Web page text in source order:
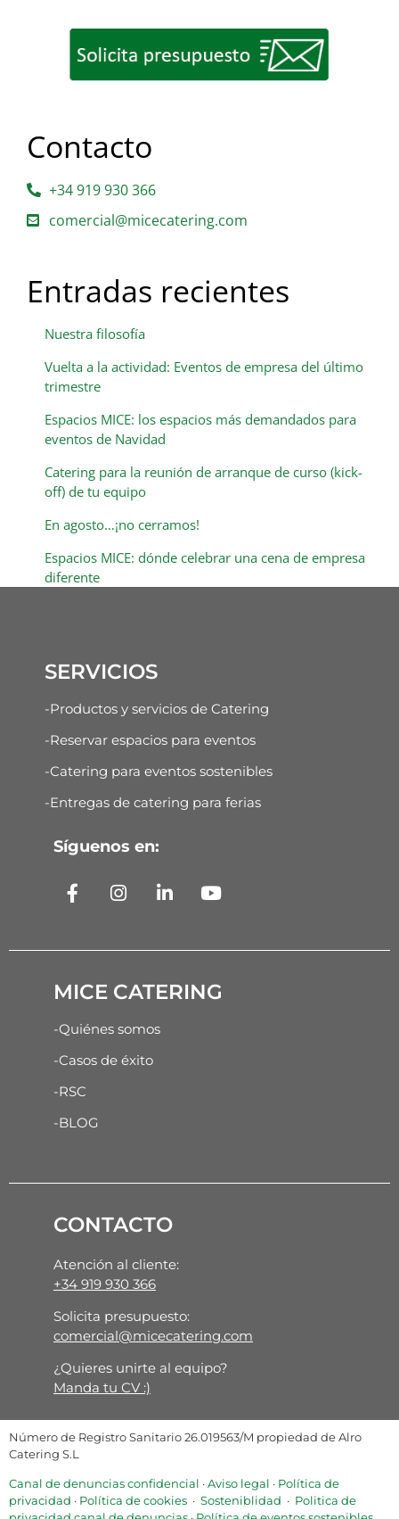
Contacto
+34 919 930 366
comercial@micecatering.com
Entradas recientes
Nuestra filosofía
Vuelta a la actividad: Eventos de empresa del último
trimestre
Espacios MICE: los espacios más demandados para
eventos de Navidad
Catering para la reunión de arranque de curso (kick-
off) de tu equipo
En agosto…¡no cerramos!
Espacios MICE: dónde celebrar una cena de empresa
diferente
SERVICIOS
-Productos y servicios de Catering
-Reservar espacios para eventos
-Catering para eventos sostenibles
-Entregas de catering para ferias
Síguenos en:
MICE CATERING
-Quiénes somos
-Casos de éxito
-RSC
-BLOG
CONTACTO
Atención al cliente:
+34 919 930 366
Solicita presupuesto:
comercial@micecatering.com
¿Quieres unirte al equipo?
Manda tu CV :)
Número de Registro Sanitario 26.019563/M propiedad de Alro
Catering S.L
Canal de denuncias confidencial ·Aviso legal · Política de
privacidad · Política de cookies · Sosteniblidad · Politica de